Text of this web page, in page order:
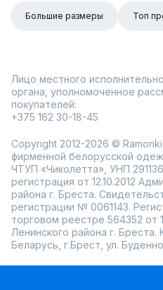
Большие размеры Топ
Лицо местного
органа, уполномоченное
покупателей:
+375 162 30-18-45
Copyright 2012-2026 ©
фирменной белорусской
ЧТУП «Чиколетта», УНП
регистрация от 12.10.2012
района г. Бреста.
регистрации № 0061143.
торговом реестре 564352 от
Ленинского района г.
Беларусь, г.Брест, ул.